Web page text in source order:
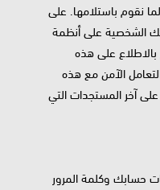
نقوم باستلامها. على
الشخصية على أنظمة
على هذه
الآمن مع هذه
آخر المستجدات التي
حسابك وكلمة المرور